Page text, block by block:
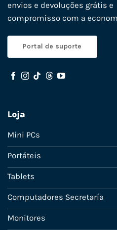
envios e devoluções grátis e
compromisso com a
Portal de suporte
Loja
Mini PCs
Portáteis
Tablets
Computadores Secretaría
Monitores